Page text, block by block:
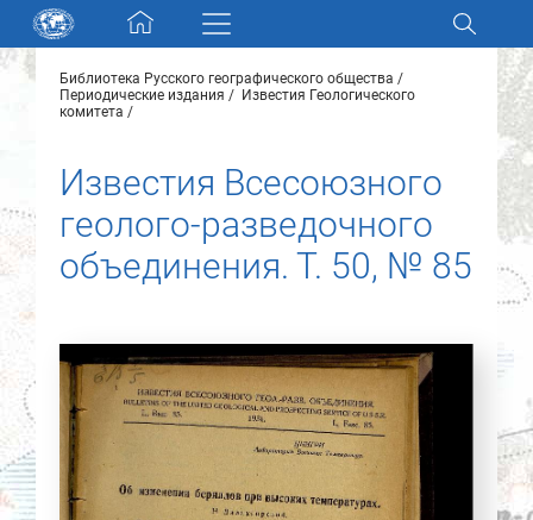
Skip navigation
Разделы и коллекции
Новости
О нас
Контакты
Партнеры
Библиотека Русского географического общества
Периодические издания
Известия Геологического
комитета
Известия Всесоюзного
геолого-разведочного
объединения. Т. 50, № 85